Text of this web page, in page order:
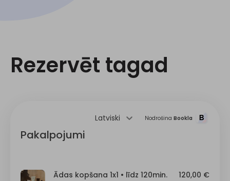
Rezervēt tagad